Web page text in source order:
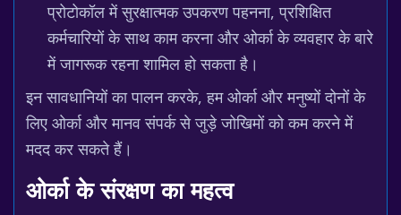
प्रोटोकॉल में सुरक्षात्मक उपकरण पहनना, प्रशिक्षित
कर्मचारियों के साथ काम करना और ओर्का के व्यवहार के बारे
में जागरूक रहना शामिल हो सकता है।
इन सावधानियों का पालन करके, हम ओर्का और मनुष्यों दोनों के
लिए ओर्का और मानव संपर्क से जुड़े जोखिमों को कम करने में
मदद कर सकते हैं।
ओर्का के संरक्षण का महत्व